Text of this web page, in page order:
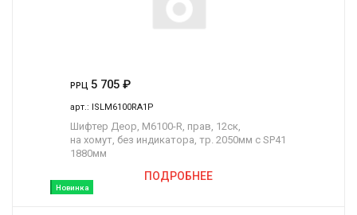
Новинка
РРЦ 5 705 ₽
арт.: ISLM6100RA1P
Шифтер Деор, M6100-R, прав, 12ск,
на хомут, без индикатора, тр. 2050мм с SP41
1880мм
ПОДРОБНЕЕ